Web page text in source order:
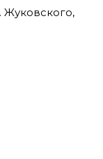
Жуковского,